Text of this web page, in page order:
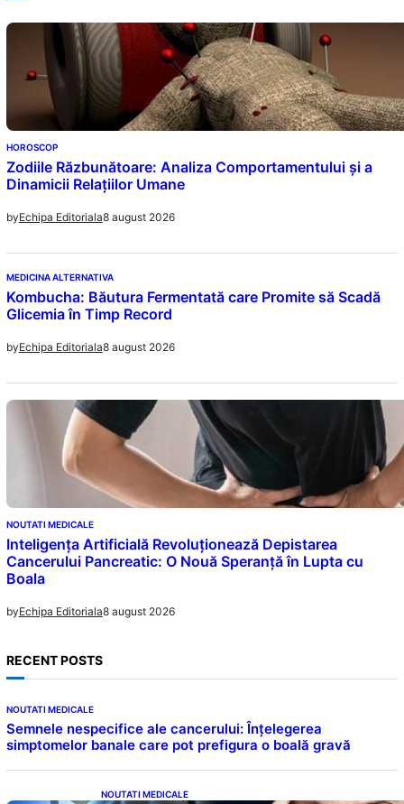
HOROSCOP
Zodiile Răzbunătoare: Analiza Comportamentului și a
Dinamicii Relațiilor Umane
byEchipa Editoriala8 august 2026
MEDICINA ALTERNATIVA
Kombucha: Băutura Fermentată care Promite să Scadă
Glicemia în Timp Record
byEchipa Editoriala8 august 2026
NOUTATI MEDICALE
Inteligența Artificială Revoluționează Depistarea
Cancerului Pancreatic: O Nouă Speranță în Lupta cu
Boala
byEchipa Editoriala8 august 2026
RECENT POSTS
NOUTATI MEDICALE
Semnele nespecifice ale cancerului: Înțelegerea
simptomelor banale care pot prefigura o boală gravă
NOUTATI MEDICALE